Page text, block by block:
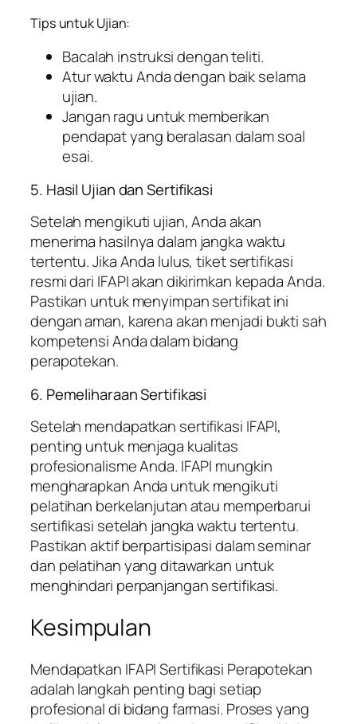
Tips untuk Ujian:
Bacalah instruksi dengan teliti.
Atur waktu Anda dengan baik selama
ujian.
Jangan ragu untuk memberikan
pendapat yang beralasan dalam soal
esai.
5. Hasil Ujian dan Sertifikasi
Setelah mengikuti ujian, Anda akan
menerima hasilnya dalam jangka waktu
tertentu. Jika Anda lulus, tiket sertifikasi
resmi dari IFAPI akan dikirimkan kepada Anda.
Pastikan untuk menyimpan sertifikat ini
dengan aman, karena akan menjadi bukti sah
kompetensi Anda dalam bidang
perapotekan.
6. Pemeliharaan Sertifikasi
Setelah mendapatkan sertifikasi IFAPI,
penting untuk menjaga kualitas
profesionalisme Anda. IFAPI mungkin
mengharapkan Anda untuk mengikuti
pelatihan berkelanjutan atau memperbarui
sertifikasi setelah jangka waktu tertentu.
Pastikan aktif berpartisipasi dalam seminar
dan pelatihan yang ditawarkan untuk
menghindari perpanjangan sertifikasi.
Kesimpulan
Mendapatkan IFAPI Sertifikasi Perapotekan
adalah langkah penting bagi setiap
profesional di bidang farmasi. Proses yang